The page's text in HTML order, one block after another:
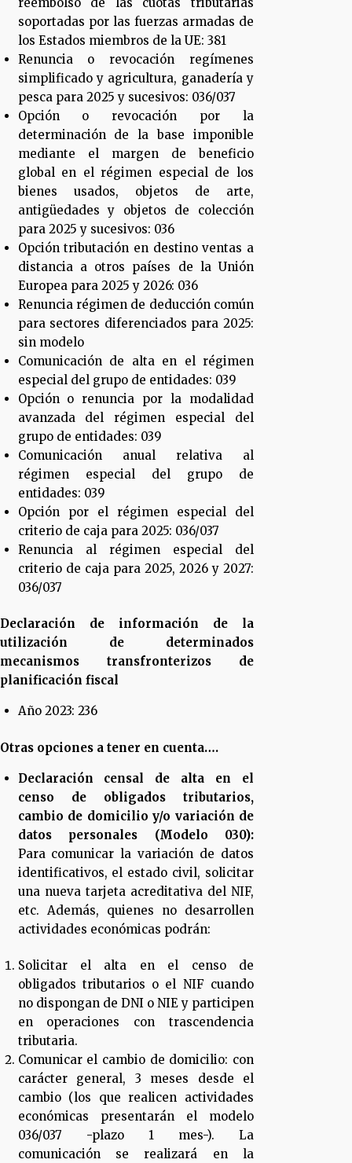
soportadas por las fuerzas armadas de
los Estados miembros de la UE: 381
Renuncia o revocación regímenes
simplificado y agricultura, ganadería y
pesca para 2025 y sucesivos: 036/037
Opción o revocación por la
determinación de la base imponible
mediante el margen de beneficio
global en el régimen especial de los
bienes usados, objetos de arte,
antigüedades y objetos de colección
para 2025 y sucesivos: 036
Opción tributación en destino ventas a
distancia a otros países de la Unión
Europea para 2025 y 2026: 036
Renuncia régimen de deducción común
para sectores diferenciados para 2025:
sin modelo
Comunicación de alta en el régimen
especial del grupo de entidades: 039
Opción o renuncia por la modalidad
avanzada del régimen especial del
grupo de entidades: 039
Comunicación anual relativa al
régimen especial del grupo de
entidades: 039
Opción por el régimen especial del
criterio de caja para 2025: 036/037
Renuncia al régimen especial del
criterio de caja para 2025, 2026 y 2027:
036/037
Declaración de información de la
utilización de determinados
mecanismos transfronterizos de
planificación fiscal
Año 2023: 236
Otras opciones a tener en cuenta….
Declaración censal de alta en el
censo de obligados tributarios,
cambio de domicilio y/o variación de
datos personales (Modelo 030):
Para comunicar la variación de datos
identificativos, el estado civil, solicitar
una nueva tarjeta acreditativa del NIF,
etc. Además, quienes no desarrollen
actividades económicas podrán:
Solicitar el alta en el censo de
obligados tributarios o el NIF cuando
no dispongan de DNI o NIE y participen
en operaciones con trascendencia
tributaria.
Comunicar el cambio de domicilio: con
carácter general, 3 meses desde el
cambio (los que realicen actividades
económicas presentarán el modelo
036/037 -plazo 1 mes-). La
comunicación se realizará en la